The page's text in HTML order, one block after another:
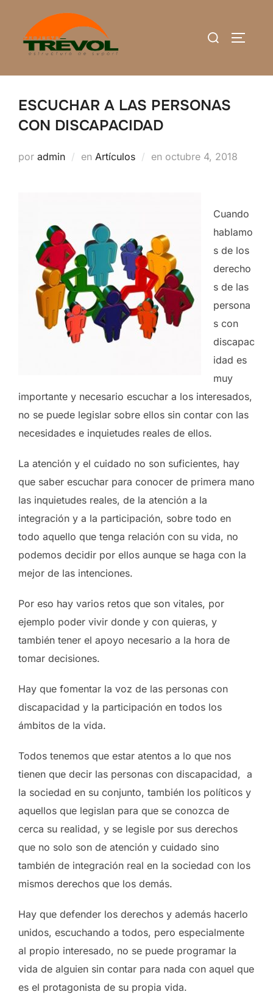
contenido
Buscar:
ESCUCHAR A LAS PERSONAS
CON DISCAPACIDAD
por admin en Artículos en Publicado
octubre 4, 2018
Cuando
hablamo
s de los
derecho
s de las
persona
s con
discapac
idad es
muy
importante y necesario escuchar a los interesados,
no se puede legislar sobre ellos sin contar con las
necesidades e inquietudes reales de ellos.
La atención y el cuidado no son suficientes, hay
que saber escuchar para conocer de primera mano
las inquietudes reales, de la atención a la
integración y a la participación, sobre todo en
todo aquello que tenga relación con su vida, no
podemos decidir por ellos aunque se haga con la
mejor de las intenciones.
Por eso hay varios retos que son vitales, por
ejemplo poder vivir donde y con quieras, y
también tener el apoyo necesario a la hora de
tomar decisiones.
Hay que fomentar la voz de las personas con
discapacidad y la participación en todos los
ámbitos de la vida.
Todos tenemos que estar atentos a lo que nos
tienen que decir las personas con discapacidad, a
la sociedad en su conjunto, también los políticos y
aquellos que legislan para que se conozca de
cerca su realidad, y se legisle por sus derechos
que no solo son de atención y cuidado sino
también de integración real en la sociedad con los
mismos derechos que los demás.
Hay que defender los derechos y además hacerlo
unidos, escuchando a todos, pero especialmente
al propio interesado, no se puede programar la
vida de alguien sin contar para nada con aquel que
es el protagonista de su propia vida.